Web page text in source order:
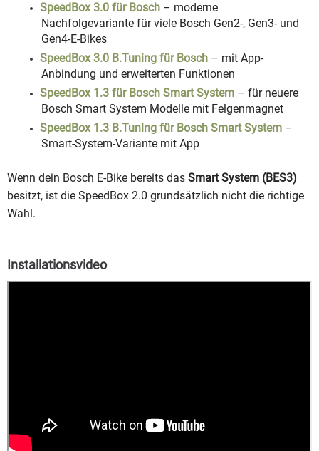
SpeedBox 3.0 für Bosch – moderne
Nachfolgevariante für viele Bosch Gen2-, Gen3- und
Gen4-E-Bikes
SpeedBox 3.0 B.Tuning für Bosch – mit App-
Anbindung und erweiterten Funktionen
SpeedBox 1.3 für Bosch Smart System – für neuere
Bosch Smart System Modelle mit Felgenmagnet
SpeedBox 1.3 B.Tuning für Bosch Smart System –
Smart-System-Variante mit App
Wenn dein Bosch E-Bike bereits das Smart System (BES3)
besitzt, ist die SpeedBox 2.0 grundsätzlich nicht die richtige
Wahl.
Installationsvideo